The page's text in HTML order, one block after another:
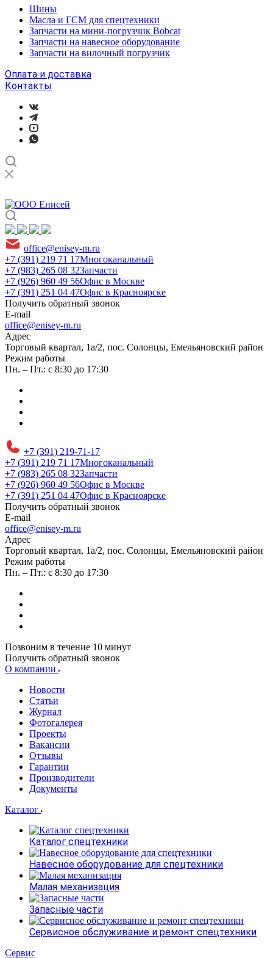
Шины
Масла и ГСМ для спецтехники
Запчасти на мини-погрузчик Bobcat
Запчасти на навесное оборудование
Запчасти на вилочный погрузчик
Оплата и доставка
Контакты
office@enisey-m.ru
+7 (391) 219 71 17Многоканальный
+7 (983) 265 08 32Запчасти
+7 (926) 960 49 56Офис в Москве
+7 (391) 251 04 47Офис в Красноярске
Получить обратный звонок
E-mail
office@enisey-m.ru
Адрес
​Торговый квартал, 1а/2, пос. Солонцы, Емельяновский район
Режим работы
Пн. – Пт.: с 8:30 до 17:30
+7 (391) 219-71-17
+7 (391) 219 71 17Многоканальный
+7 (983) 265 08 32Запчасти
+7 (926) 960 49 56Офис в Москве
+7 (391) 251 04 47Офис в Красноярске
Получить обратный звонок
E-mail
office@enisey-m.ru
Адрес
​Торговый квартал, 1а/2, пос. Солонцы, Емельяновский район
Режим работы
Пн. – Пт.: с 8:30 до 17:30
Позвоним в течение 10 минут
Получить обратный звонок
О компании
Новости
Статьи
Журнал
Фотогалерея
Проекты
Вакансии
Отзывы
Гарантии
Производители
Документы
Каталог
Каталог спецтехники
Навесное оборудование для спецтехники
Малая механизация
Запасные части
Сервисное обслуживание и ремонт спецтехники
Сервис